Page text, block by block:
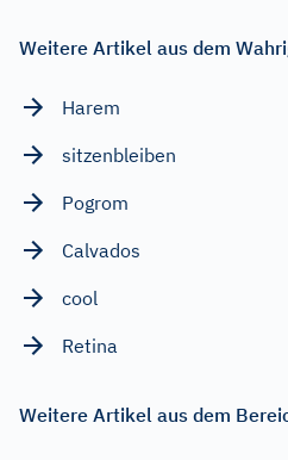
Weitere Artikel aus dem
Harem
sitzenbleiben
Pogrom
Calvados
cool
Retina
Weitere Artikel aus dem